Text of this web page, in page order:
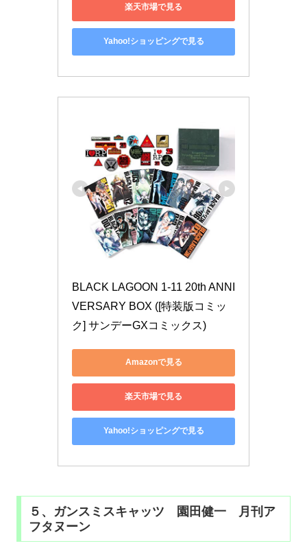
楽天市場で見る
Yahoo!ショッピングで見る
BLACK LAGOON 1-11 20th ANNI
VERSARY BOX ([特装版コミッ
ク] サンデーGXコミックス)
Amazonで見る
楽天市場で見る
Yahoo!ショッピングで見る
５、ガンスミスキャッツ 園田健一 月刊ア
フタヌーン